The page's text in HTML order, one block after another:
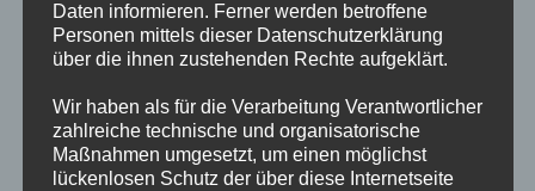
Erstversorgung durchzuführen und so die Zeit bis zum
Eintreffen des Rettungsdienstes zu überbrücken
Dekontamination / CBRN Zug West
Informationen folgen!
Daten informieren. Ferner werden betroffene
Personen mittels dieser Datenschutzerklärung
über die ihnen zustehenden Rechte aufgeklärt.
Wir haben als für die Verarbeitung Verantwortlicher
zahlreiche technische und organisatorische
Maßnahmen umgesetzt, um einen möglichst
lückenlosen Schutz der über diese Internetseite